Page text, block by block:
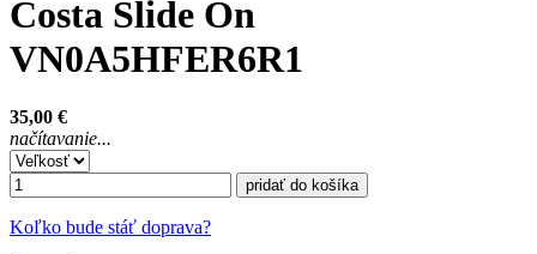
Costa Slide On
VN0A5HFER6R1
35,00 €
načítavanie...
pridať do košíka
Koľko bude stáť doprava?